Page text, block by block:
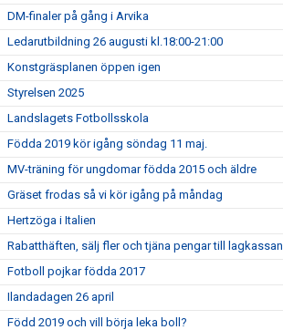
DM-finaler på gång i Arvika
Ledarutbildning 26 augusti kl.18:00-21:00
Konstgräsplanen öppen igen
Styrelsen 2025
Landslagets Fotbollsskola
Födda 2019 kör igång söndag 11 maj.
MV-träning för ungdomar födda 2015 och äldre
Gräset frodas så vi kör igång på måndag
Hertzöga i Italien
Rabatthäften, sälj fler och tjäna pengar till lagkassan
Fotboll pojkar födda 2017
Ilandadagen 26 april
Född 2019 och vill börja leka boll?